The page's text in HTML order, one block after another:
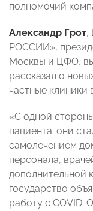
полномочий
Александр Грот,
РОССИИ»,
Москвы и ЦФО,
рассказал о
частные клиники
«С одной
пациента: они
самолечением
персонала,
дополнительной
государство
работу с COVID.